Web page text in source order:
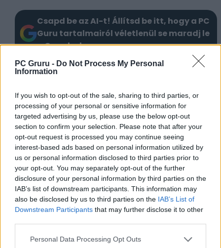
PC Gruru - Do Not Process My Personal
Information
If you wish to opt-out of the sale, sharing to third parties, or
processing of your personal or sensitive information for
targeted advertising by us, please use the below opt-out
section to confirm your selection. Please note that after your
opt-out request is processed you may continue seeing
interest-based ads based on personal information utilized by
us or personal information disclosed to third parties prior to
your opt-out. You may separately opt-out of the further
disclosure of your personal information by third parties on the
IAB’s list of downstream participants. This information may
also be disclosed by us to third parties on the IAB’s List of
Downstream Participants that may further disclose it to other
Personal Data Processing Opt Outs
Csapd be az AI-t! Állítsd be itt, hogy a PC
Guru tartalmairól véletlenül se maradj le
a Google-ben.
KAPCSOLÓDÓ HÍREK
Little Kitty, Big City – Nagyvárosi
macskaland
A Stray után a kutyusok is megkapják a
figyelmet – Érkezik a Barkour
LEGFRISSEBB VIDEÓNK